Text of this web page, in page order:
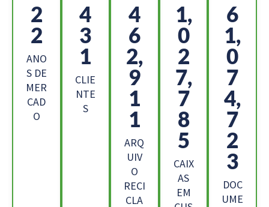
2
4
ANO
S DE
MER
CAD
O
4
5
6
CLIE
NTE
S
4
9
0,
5
6
5
ARQ
UIV
O
RECI
CLA
1,
0
8
9,
1
8
4
CAIX
AS
EM
6
4,
7
2
3,
2
7
1
DOC
UME